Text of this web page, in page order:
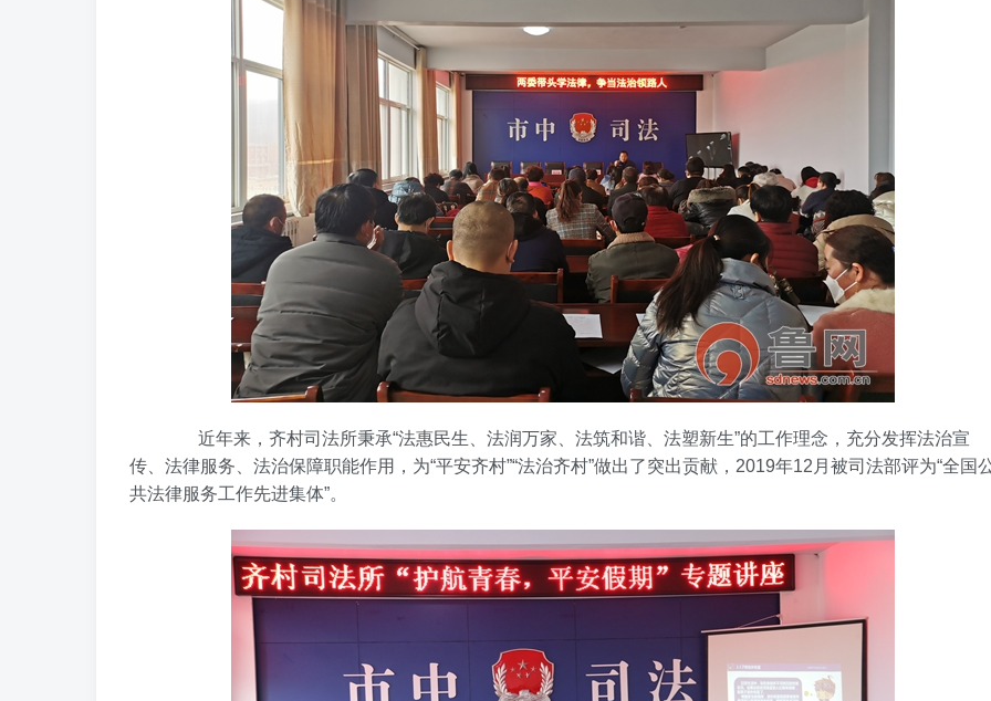
近年来，齐村司法所秉承“法惠民生、法润万家、法筑和谐、法塑新生”的工作理念，充分发挥法治宣
传、法律服务、法治保障职能作用，为“平安齐村”“法治齐村”做出了突出贡献，2019年12月被司法部评为“全国
共法律服务工作先进集体”。
使用社交账号登录